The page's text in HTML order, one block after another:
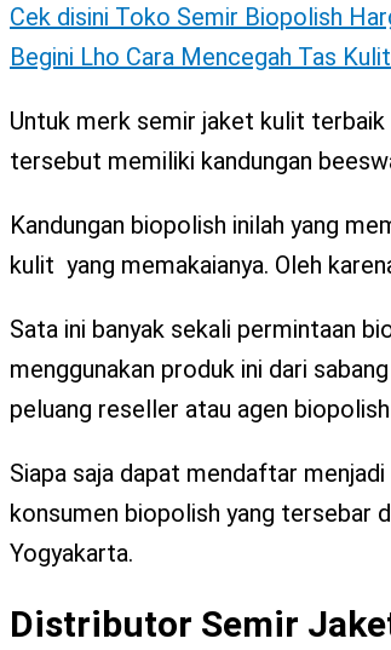
Cek disini Toko Semir Biopolish
Begini Lho Cara Mencegah Tas
Untuk merk semir jaket kulit
tersebut memiliki kandungan
Kandungan biopolish inilah yang
kulit yang memakaianya. Oleh
Sata ini banyak sekali permintaan
menggunakan produk ini dari
peluang reseller atau agen
Siapa saja dapat mendaftar
konsumen biopolish yang tersebar
Yogyakarta.
Distributor Semir